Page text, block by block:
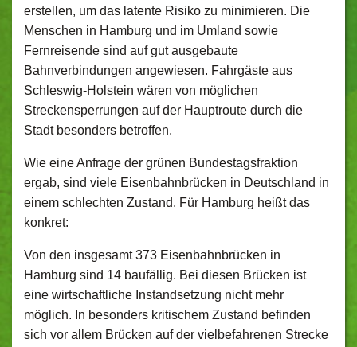
erstellen, um das latente Risiko zu minimieren. Die
Menschen in Hamburg und im Umland sowie
Fernreisende sind auf gut ausgebaute
Bahnverbindungen angewiesen. Fahrgäste aus
Schleswig-Holstein wären von möglichen
Streckensperrungen auf der Hauptroute durch die
Stadt besonders betroffen.
Wie eine Anfrage der grünen Bundestagsfraktion
ergab, sind viele Eisenbahnbrücken in Deutschland in
einem schlechten Zustand. Für Hamburg heißt das
konkret:
Von den insgesamt 373 Eisenbahnbrücken in
Hamburg sind 14 baufällig. Bei diesen Brücken ist
eine wirtschaftliche Instandsetzung nicht mehr
möglich. In besonders kritischem Zustand befinden
sich vor allem Brücken auf der vielbefahrenen Strecke